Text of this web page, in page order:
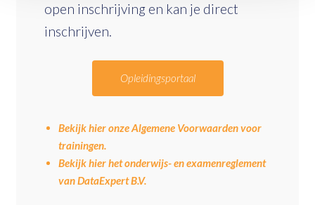
open inschrijving en kan je direct
inschrijven.
Opleidingsportaal
Bekijk hier onze Algemene Voorwaarden voor
trainingen.
Bekijk hier het onderwijs- en examenreglement
van DataExpert B.V.